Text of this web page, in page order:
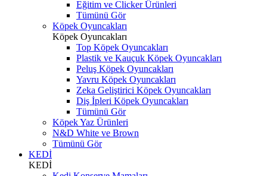
Eğitim ve Clicker Ürünleri
Tümünü Gör
Köpek Oyuncakları
Köpek Oyuncakları
Top Köpek Oyuncakları
Plastik ve Kauçuk Köpek Oyuncakları
Peluş Köpek Oyuncakları
Yavru Köpek Oyuncakları
Zeka Geliştirici Köpek Oyuncakları
Diş İpleri Köpek Oyuncakları
Tümünü Gör
Köpek Yaz Ürünleri
N&D White ve Brown
Tümünü Gör
KEDİ
KEDİ